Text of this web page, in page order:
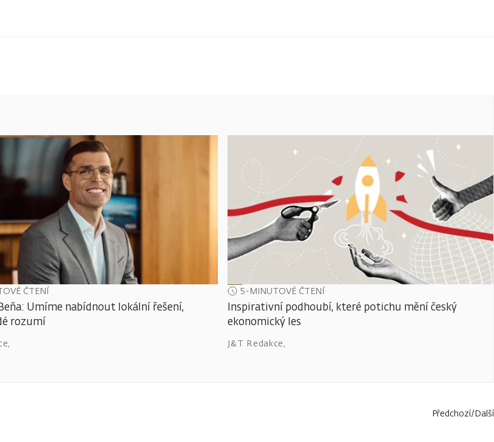
ČTENÍ
Umíme nabídnout lokální řešení,
rozumí
,
5-MINUTOVÉ ČTENÍ
Inspirativní podhoubí, které potichu mění český
ekonomický les
J&T Redakce,
Předchozí/Další